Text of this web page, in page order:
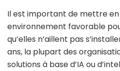
Il est important de mettre
environnement favorable
qu’elles n’aillent pas
ans, la plupart des
solutions à base d’IA ou